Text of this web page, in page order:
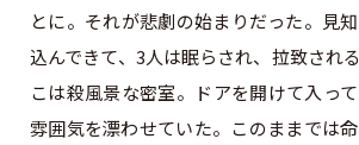
とに。それが悲劇の始まりだった。見
込んできて、3人は眠らされ、拉致され
こは殺風景な密室。ドアを開けて入っ
雰囲気を漂わせていた。このままでは命